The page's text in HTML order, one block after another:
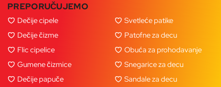
PREPORUČUJEMO
Dečije cipele
Dečije čizme
Flic cipelice
Gumene čizmice
Dečije papuče
Svetleće patike
Patofne za decu
Obuća za prohodavanje
Snegarice za decu
Sandale za decu